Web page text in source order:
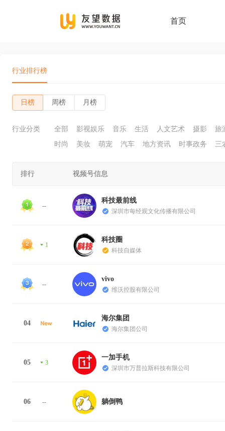
首页
行业排行榜
日榜 周榜 月榜
行业分类 全部 影视娱乐 音乐 生活 人文艺术 摄影
旅
时尚
美妆 萌宠 汽车 地方资讯 时事政务 三
排行 视频号信息
--
科技最前线
深圳市每经观文化传播有限公司
1
科技圈
科技自媒体
--
vivo
维沃控股有限公司
04
海尔集团
海尔集团公司
05 3
一加手机
深圳市万普拉斯科技有限公司
06 -- 躺倒鸭